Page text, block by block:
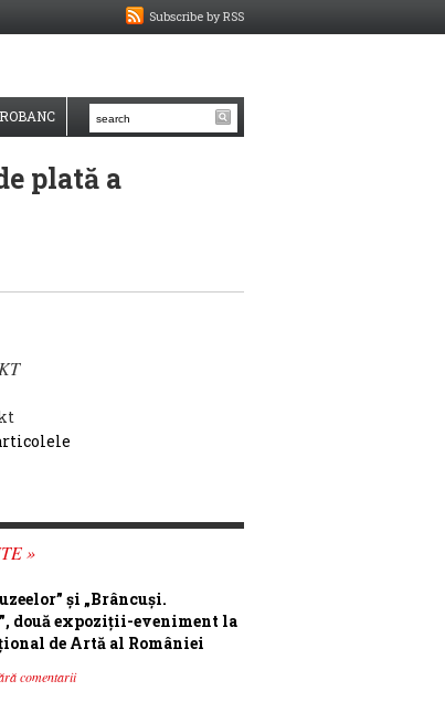
Subscribe by RSS
plată a
»
și „Brâncuși.
două expoziții-eveniment la
de Artă al României
comentarii